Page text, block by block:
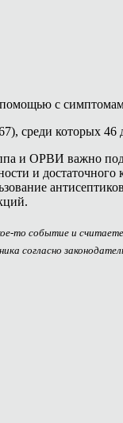
с
среди которых 46
и ОРВИ важно
и
то событие и
согласно